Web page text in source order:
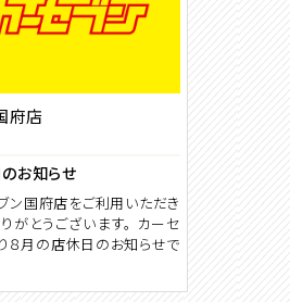
府店
お知らせ
ン国府店をご利用いただき
がとうございます。 カーセ
８月の店休日のお知らせで